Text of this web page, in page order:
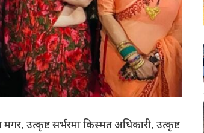
मगर, उत्कृष्ट सर्भरमा किस्मत अधिकारी, उत्कृष्ट